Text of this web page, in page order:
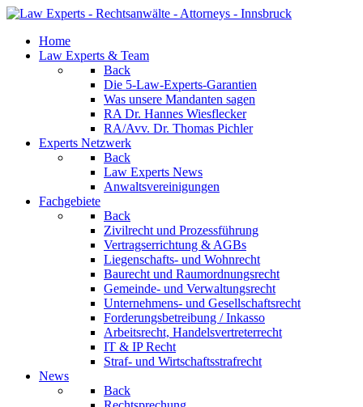
Home
Law Experts & Team
Back
Die 5-Law-Experts-Garantien
Was unsere Mandanten sagen
RA Dr. Hannes Wiesflecker
RA/Avv. Dr. Thomas Pichler
Experts Netzwerk
Back
Law Experts News
Anwaltsvereinigungen
Fachgebiete
Back
Zivilrecht und Prozessführung
Vertragserrichtung & AGBs
Liegenschafts- und Wohnrecht
Baurecht und Raumordnungsrecht
Gemeinde- und Verwaltungsrecht
Unternehmens- und Gesellschaftsrecht
Forderungsbetreibung / Inkasso
Arbeitsrecht, Handelsvertreterrecht
IT & IP Recht
Straf- und Wirtschaftsstrafrecht
News
Back